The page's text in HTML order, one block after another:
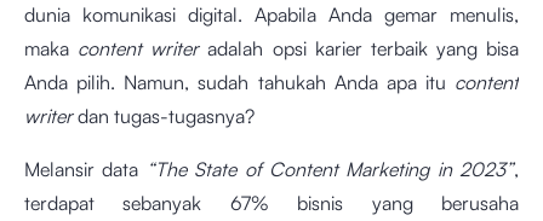
dunia komunikasi digital. Apabila Anda gemar menulis,
maka content writeradalah opsi karier terbaik yang bisa
Anda pilih. Namun, sudah tahukah Anda apa itu content
writerdan tugas-tugasnya?
Melansir data “The State of Content Marketing in 2023”,
terdapat sebanyak 67% bisnis yang berusaha